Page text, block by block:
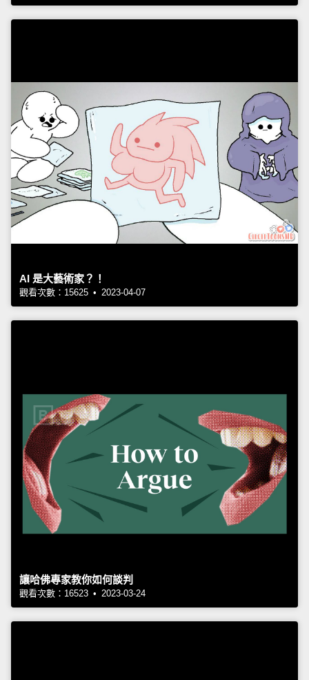
AI 是大藝術家？！
觀看次數：15625 • 2023-04-07
讓哈佛專家教你如何談判
觀看次數：16523 • 2023-03-24